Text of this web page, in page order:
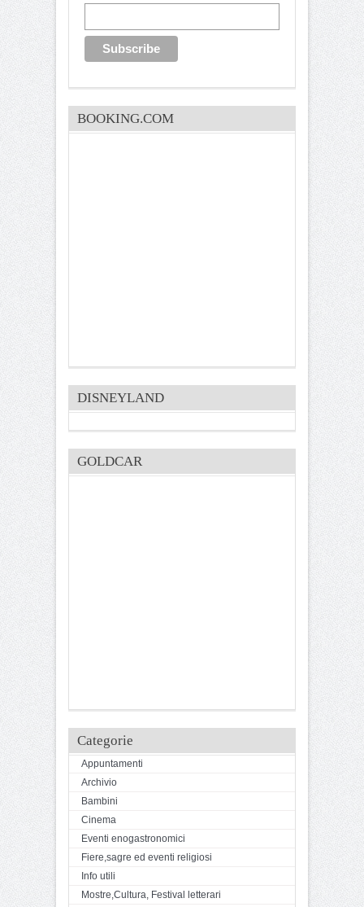
BOOKING.COM
DISNEYLAND
GOLDCAR
Categorie
Appuntamenti
Archivio
Bambini
Cinema
Eventi enogastronomici
Fiere,sagre ed eventi religiosi
Info utili
Mostre,Cultura, Festival letterari